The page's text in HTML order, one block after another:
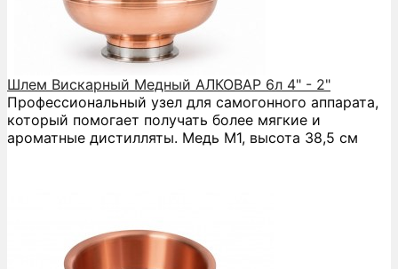
Шлем Вискарный Медный АЛКОВАР 6л 4" - 2"
Профессиональный узел для самогонного аппарата,
который помогает получать более мягкие и
ароматные дистилляты. Медь М1, высота 38,5 см